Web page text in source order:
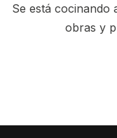
Se está cocinando
obras y